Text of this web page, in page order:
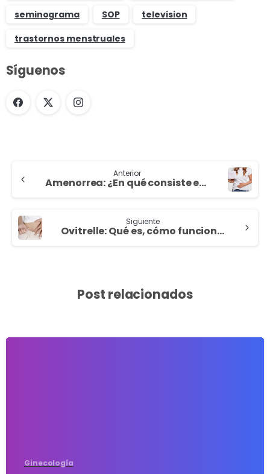
seminograma SOP
television
trastornos menstruales
Síguenos
Anterior
Amenorrea: ¿En qué consiste esta alteración menstrual?
Siguiente
Ovitrelle: Qué es, cómo funciona y su papel en los tratamientos de fertilidad
Post relacionados
Ginecología